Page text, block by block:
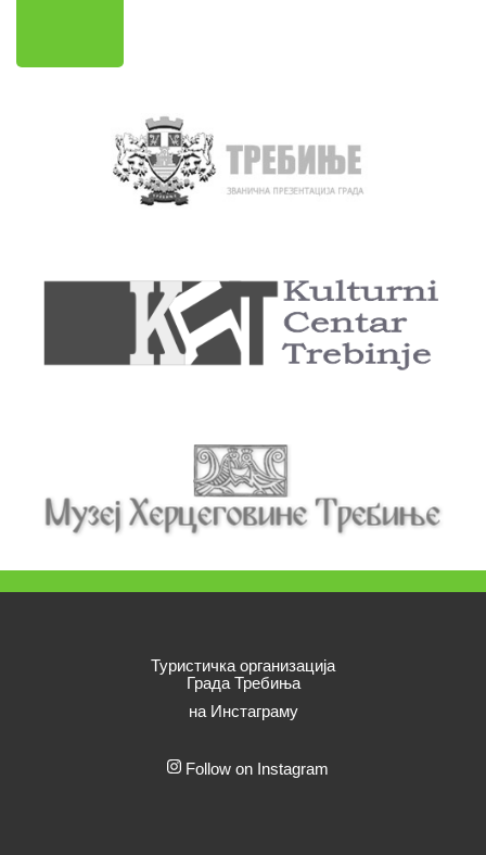
Туристичка организација
Града Требиња
на Инстаграму
Follow on Instagram